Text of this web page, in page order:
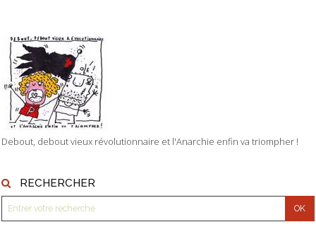
Debout, debout vieux révolutionnaire et l'Anarchie enfin va triompher !
RECHERCHER